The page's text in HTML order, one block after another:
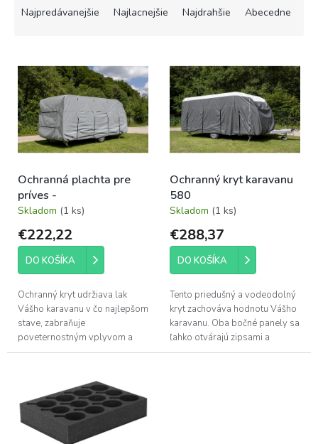
e
p
r
o
d
k
t
o
v
Najpredávanejšie Najlacnejšie Najdrahšie Abecedne
ý
p
s
p
r
d
u
k
t
o
Ochranná plachta pre
príves -
Skladom (1 ks)
€222,22
DO KOŠÍKA
Ochranný kryt udržiava lak
Vášho karavanu v čo najlepšom
stave, zabraňuje
poveternostným vplyvom a
tiež chráni čalúnenie vášho
Ochranný kryt karavanu
580
Skladom (1 ks)
€288,37
DO KOŠÍKA
Tento priedušný a vodeodolný
kryt zachováva hodnotu Vášho
karavanu. Oba bočné panely sa
ľahko otvárajú zipsami a
umožňujú prístup do